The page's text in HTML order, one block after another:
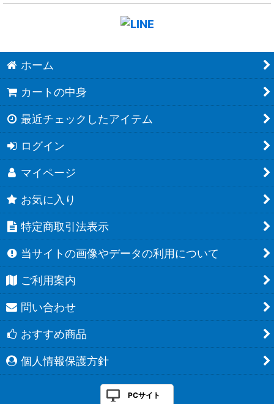
ホーム
カートの中身
最近チェックしたアイテム
ログイン
マイページ
お気に入り
特定商取引法表示
当サイトの画像やデータの利用について
ご利用案内
問い合わせ
おすすめ商品
個人情報保護方針
PCサイト